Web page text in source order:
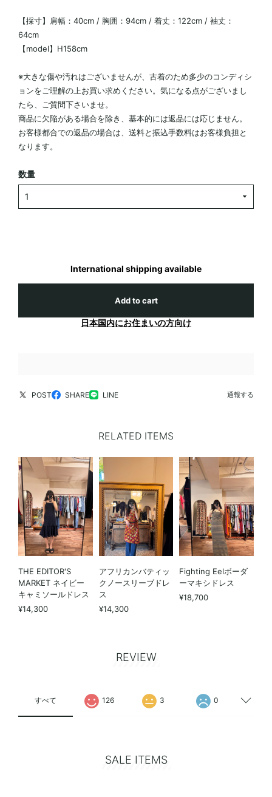
【採寸】肩幅：40cm / 胸囲：94cm / 着丈：122cm / 袖丈：
64cm
【model】H158cm
※大きな傷や汚れはございませんが、古着のため多少のコンディシ
ョンをご理解の上お買い求めください。気になる点がございまし
たら、ご質問下さいませ。
商品に欠陥がある場合を除き、基本的には返品には応じません。
お客様都合での返品の場合は、送料と振込手数料はお客様負担と
なります。
数量
International shipping available
Add to cart
日本国内にお住まいの方向け
POST SHARE LINE 通報する
RELATED ITEMS
THE EDITOR'S
MARKET ネイビー
キャミソールドレス
¥14,300
アフリカンバティッ
クノースリーブドレ
ス
¥14,300
Fighting Eelボーダ
ーマキシドレス
¥18,700
REVIEW
すべて 126 3 0
SALE ITEMS